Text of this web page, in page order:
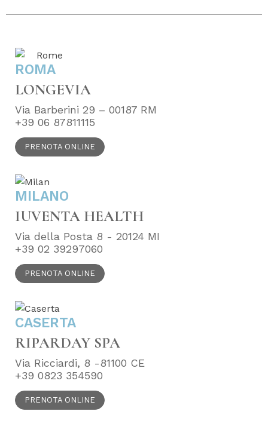
ROMA
LONGEVIA
Via Barberini 29 – 00187 RM
+39 06 87811115
PRENOTA ONLINE
MILANO
IUVENTA HEALTH
Via della Posta 8 - 20124 MI
+39 02 39297060
PRENOTA ONLINE
CASERTA
RIPARDAY SPA
Via Ricciardi, 8 -81100 CE
+39 0823 354590
PRENOTA ONLINE